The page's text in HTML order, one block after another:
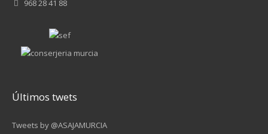
968 28 41 88
Últimos twets
Tweets by @ASAJAMURCIA